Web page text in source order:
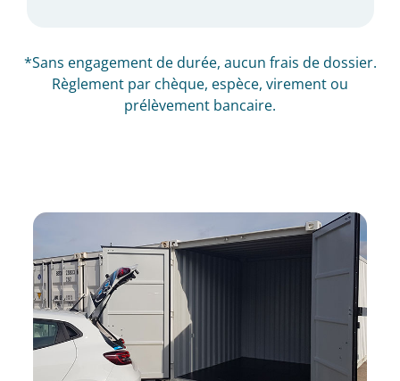
*Sans engagement de durée, aucun frais de dossier.
Règlement par chèque, espèce, virement ou
prélèvement bancaire.